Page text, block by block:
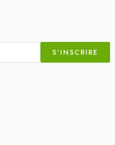
S'INSCRIRE